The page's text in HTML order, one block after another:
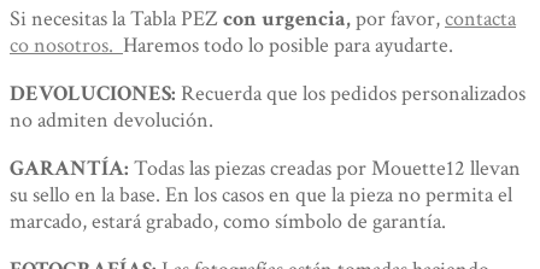
Si necesitas la Tabla PEZcon urgencia,por favor,contacta
co nosotros. Haremos todo lo posible para ayudarte.
DEVOLUCIONES: Recuerda que los pedidos personalizados
no admiten devolución.
GARANTÍA: Todas las piezas creadas por Mouette12 llevan
su sello en la base. En los casos en que la pieza no permita el
marcado, estará grabado, como símbolo de garantía.